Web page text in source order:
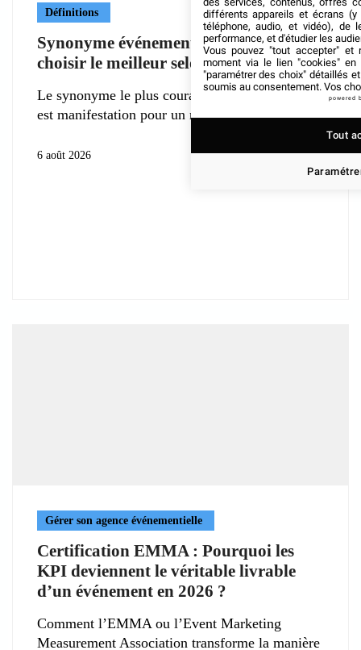
Définitions
Synonyme événement : comment
choisir le meilleur selon le contexte ?
Le synonyme le plus courant du mot événement
est manifestation pour un rassemblement
6 août 2026
Gérer son agence événementielle
Certification EMMA : Pourquoi les
KPI deviennent le véritable livrable
d’un événement en 2026 ?
Comment l’EMMA ou l’Event Marketing
Measurement Association transforme la manière
différents appareils et écrans (y
téléphone, audio, et vidéo), de
performance, et d'étudier les
Vous pouvez "tout accepter" et
moment via le lien "cookies" en
"paramétrer des choix" détaillés
soumis au consentement. Vos
powered
Tout